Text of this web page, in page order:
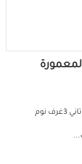
بالمعمورة
بيت دورين دور ارضي ومحل وشقه غرفتين وشقه دور تاني 3غرف نوم